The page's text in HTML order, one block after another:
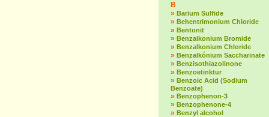
B
» Barium Sulfide
» Behentrimonium Chloride
» Bentonit
» Benzalkonium Bromide
» Benzalkonium Chloride
» Benzalkónium Saccharinate
» Benzisothiazolinone
» Benzoetinktur
» Benzoic Acid (Sodium
Benzoate)
» Benzophenon-3
» Benzophenone-4
» Benzyl alcohol